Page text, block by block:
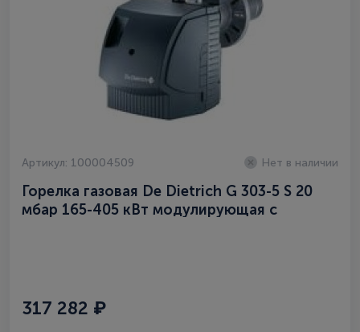
Артикул: 100004509 Нет в наличии
Горелка газовая De Dietrich G 303-5 S 20
мбар 165-405 кВт модулирующая с
317 282 ₽